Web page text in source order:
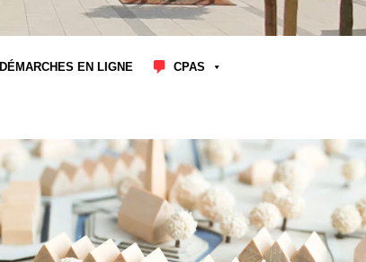
DÉMARCHES EN LIGNE CPAS